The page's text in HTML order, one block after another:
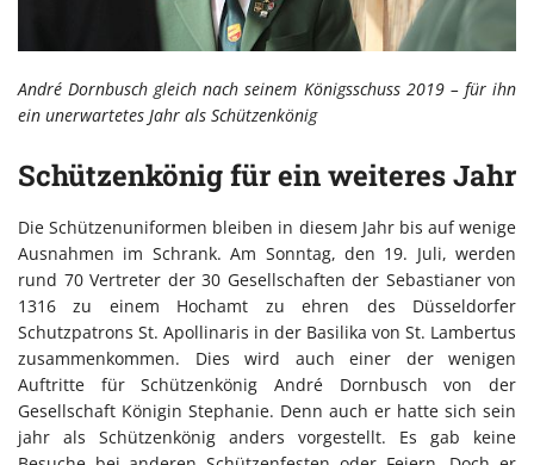
André Dornbusch gleich nach seinem Königsschuss 2019 – für ihn
ein unerwartetes Jahr als Schützenkönig
Schützenkönig für ein weiteres Jahr
Die Schützenuniformen bleiben in diesem Jahr bis auf wenige
Ausnahmen im Schrank. Am Sonntag, den 19. Juli, werden
rund 70 Vertreter der 30 Gesellschaften der Sebastianer von
1316 zu einem Hochamt zu ehren des Düsseldorfer
Schutzpatrons St. Apollinaris in der Basilika von St. Lambertus
zusammenkommen. Dies wird auch einer der wenigen
Auftritte für Schützenkönig André Dornbusch von der
Gesellschaft Königin Stephanie. Denn auch er hatte sich sein
jahr als Schützenkönig anders vorgestellt. Es gab keine